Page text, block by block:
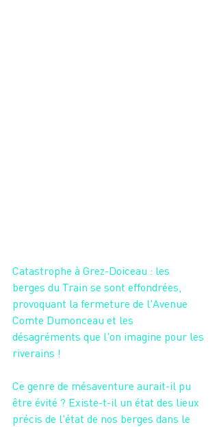
Catastrophe à Grez-Doiceau : les
berges du Train se sont effondrées,
provoquant la fermeture de l'Avenue
Comte Dumonceau et les
désagréments que l'on imagine pour les
riverains !
Ce genre de mésaventure aurait-il pu
être évité ? Existe-t-il un état des lieux
précis de l'état de nos berges dans le